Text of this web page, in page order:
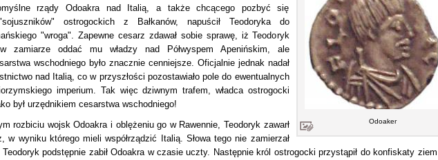
Odoaker
rządy Odoakra nad Italią, a także chcącego pozbyć się
ostrogockich z Bałkanów, napuścił Teodoryka do
"wroga". Zapewne cesarz zdawał sobie sprawę, iż Teodoryk
zamiarze oddać mu władzy nad Półwyspem Apenińskim, ale
wschodniego było znacznie cenniejsze. Oficjalnie jednak nadał
nad Italią, co w przyszłości pozostawiało pole do ewentualnych
imperium. Tak więc dziwnym trafem, władca ostrogocki
był urzędnikiem cesarstwa wschodniego!
rozbiciu wojsk Odoakra i oblężeniu go w Rawennie, Teodoryk zawarł
w wyniku którego mieli współrządzić Italią. Słowa tego nie zamierzał
podstępnie zabił Odoakra w czasie uczty. Następnie król ostrogocki przystąpił do konfiskaty ziem